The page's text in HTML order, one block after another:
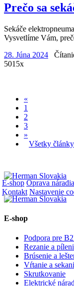
Prečo sa
Sekáče
Vysvetlíme Vám,
28. Júna 2024
5015x
«
1
2
3
»
Všetky články
E-shop Oprava náradia
Kontakt Nastavenie
E-shop
Podpora pre
Rezanie a
Brúsenie a
Vŕtanie a
Skrutkovanie
Elektrické